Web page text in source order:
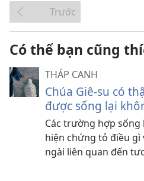
Trước
Có thể bạn cũng
THÁP CANH
Chúa Giê-su có
được sống lại
Các trường hợp sống
hiện chứng tỏ điều gì
ngài liên quan đến